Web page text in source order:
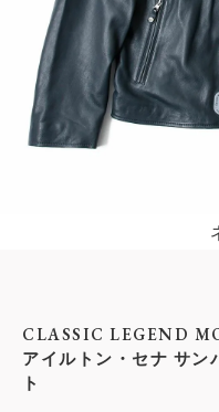
CLASSIC LEGEND
アイルトン・セナ サン
ト